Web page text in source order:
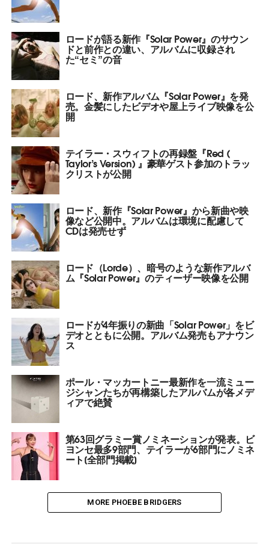
ロードが語る新作『Solar Power』のサウン
ドと前作との違い、アルバムに収録され
た“セミ”の音
ロード、新作アルバム『Solar Power』を発
売。金髪にしたビデオや屋上ライブ映像を公
開
テイラー・スウィフトの再録盤『Red (​
Taylor’s Version) 』豪華ゲスト参加のトラッ
クリストが公開
ロード、新作『Solar Power』から新曲や映
像など公開中。アルバムは環境に配慮して
CDは発売せず
ロード（Lorde）、暗号のような新作アルバ
ム『Solar Power』のティーザー映像を公開
ロードが4年振りの新曲「Solar Power」をビ
デオとともに公開。アルバム発売もアナウン
ス
ポール・マッカートニー最新作を一流ミュー
ジシャンたちが再構築したアルバムが各メデ
ィアで絶賛
第63回グラミー賞ノミネーションが発表。ビ
ヨンセ最多9部門、テイラーが6部門にノミネ
ート[全部門掲載]
MORE PHOEBE BRIDGERS